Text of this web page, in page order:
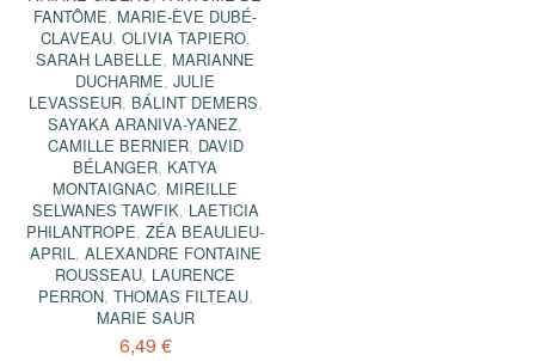
FANTÔME, MARIE-ÈVE DUBÉ-
CLAVEAU, OLIVIA TAPIERO,
SARAH LABELLE, MARIANNE
DUCHARME,JULIE
LEVASSEUR, BÁLINT DEMERS,
SAYAKA ARANIVA-YANEZ,
CAMILLE BERNIER, DAVID
BÉLANGER, KATYA
MONTAIGNAC, MIREILLE
SELWANES TAWFIK, LAETICIA
PHILANTROPE,ZÉA BEAULIEU-
APRIL, ALEXANDRE FONTAINE
ROUSSEAU, LAURENCE
PERRON, THOMAS FILTEAU,
MARIE SAUR
6,49 €